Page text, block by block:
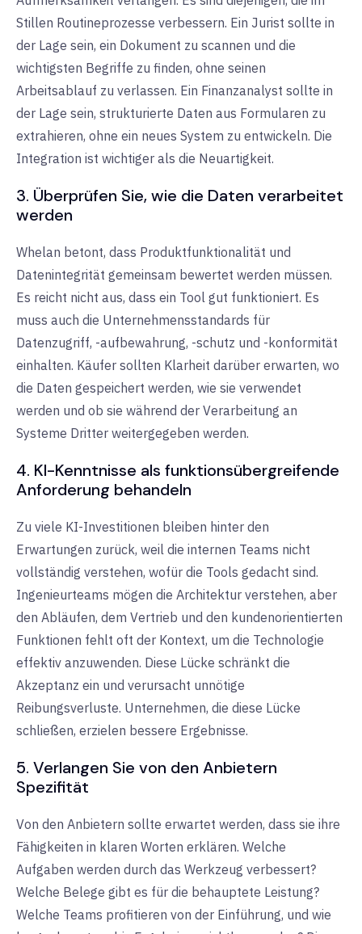
Stillen Routineprozesse verbessern. Ein Jurist sollte in
der Lage sein, ein Dokument zu scannen und die
wichtigsten Begriffe zu finden, ohne seinen
Arbeitsablauf zu verlassen. Ein Finanzanalyst sollte in
der Lage sein, strukturierte Daten aus Formularen zu
extrahieren, ohne ein neues System zu entwickeln. Die
Integration ist wichtiger als die Neuartigkeit.
3. Überprüfen Sie, wie die Daten verarbeitet
werden
Whelan betont, dass Produktfunktionalität und
Datenintegrität gemeinsam bewertet werden müssen.
Es reicht nicht aus, dass ein Tool gut funktioniert. Es
muss auch die Unternehmensstandards für
Datenzugriff, -aufbewahrung, -schutz und -konformität
einhalten. Käufer sollten Klarheit darüber erwarten, wo
die Daten gespeichert werden, wie sie verwendet
werden und ob sie während der Verarbeitung an
Systeme Dritter weitergegeben werden.
4. KI-Kenntnisse als funktionsübergreifende
Anforderung behandeln
Zu viele KI-Investitionen bleiben hinter den
Erwartungen zurück, weil die internen Teams nicht
vollständig verstehen, wofür die Tools gedacht sind.
Ingenieurteams mögen die Architektur verstehen, aber
den Abläufen, dem Vertrieb und den kundenorientierten
Funktionen fehlt oft der Kontext, um die Technologie
effektiv anzuwenden. Diese Lücke schränkt die
Akzeptanz ein und verursacht unnötige
Reibungsverluste. Unternehmen, die diese Lücke
schließen, erzielen bessere Ergebnisse.
5. Verlangen Sie von den Anbietern
Spezifität
Von den Anbietern sollte erwartet werden, dass sie ihre
Fähigkeiten in klaren Worten erklären. Welche
Aufgaben werden durch das Werkzeug verbessert?
Welche Belege gibt es für die behauptete Leistung?
Welche Teams profitieren von der Einführung, und wie